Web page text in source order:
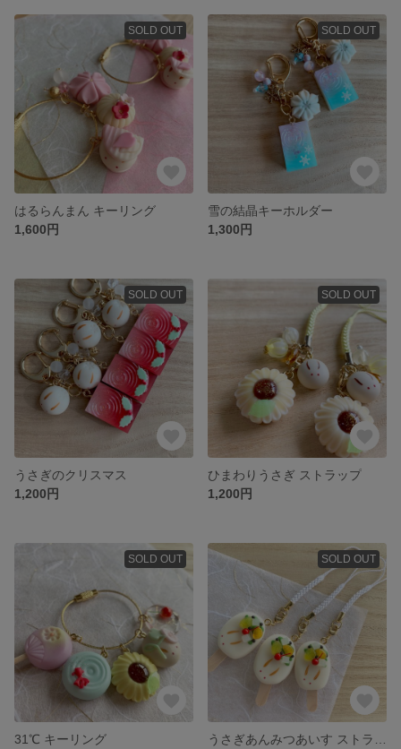
SOLD OUT
はるらんまん キーリング
1,600円
SOLD OUT
雪の結晶キーホルダー
1,300円
SOLD OUT
うさぎのクリスマス
1,200円
SOLD OUT
ひまわりうさぎ ストラップ
1,200円
SOLD OUT
31℃ キーリング
SOLD OUT